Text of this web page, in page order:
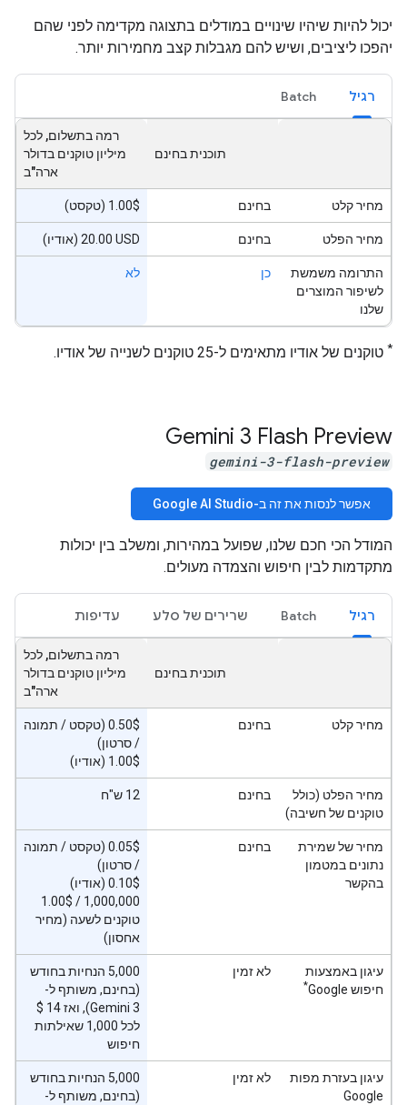
יכול להיות שיהיו שינויים במודלים בתצוגה מקדימה לפני שהם
יהפכו ליציבים, ושיש להם מגבלות קצב מחמירות יותר.
רגיל Batch
תוכנית בחינם
רמה בתשלום, לכל
מיליון טוקנים בדולר
ארה"ב
מחיר קלט בחינם ‫1.00$ (טקסט)
מחיר הפלט בחינם ‫‎20.00 USD (אודיו)
התרומה משמשת
לשיפור המוצרים
שלנו
כן לא
* טוקנים של אודיו מתאימים ל-25 טוקנים לשנייה של אודיו.
‫Gemini 3 Flash Preview
gemini-3-flash-preview
אפשר לנסות את זה ב-Google AI Studio
המודל הכי חכם שלנו, שפועל במהירות, ומשלב בין יכולות
מתקדמות לבין חיפוש והצמדה מעולים.
רגיל Batch שרירים של סלע עדיפות
תוכנית בחינם
רמה בתשלום, לכל
מיליון טוקנים בדולר
ארה"ב
מחיר קלט בחינם
‫0.50$ (טקסט / תמונה
/ סרטון)
‫1.00$ (אודיו)
מחיר הפלט (כולל
טוקנים של חשיבה)
בחינם 12 ש"ח
מחיר של שמירת
נתונים במטמון
בהקשר
בחינם
‫0.05$ (טקסט / תמונה
/ סרטון)
‫0.10$ (אודיו)
‫1.00$‎ / 1,000,000
טוקנים לשעה (מחיר
אחסון)
עיגון באמצעות
חיפוש Google
*
לא זמין
‫5,000 הנחיות בחודש
(בחינם, משותף ל-
לכל 1,000 שאילתות
חיפוש
עיגון בעזרת מפות
Google
לא זמין
‫5,000 הנחיות בחודש
(בחינם, משותף ל-